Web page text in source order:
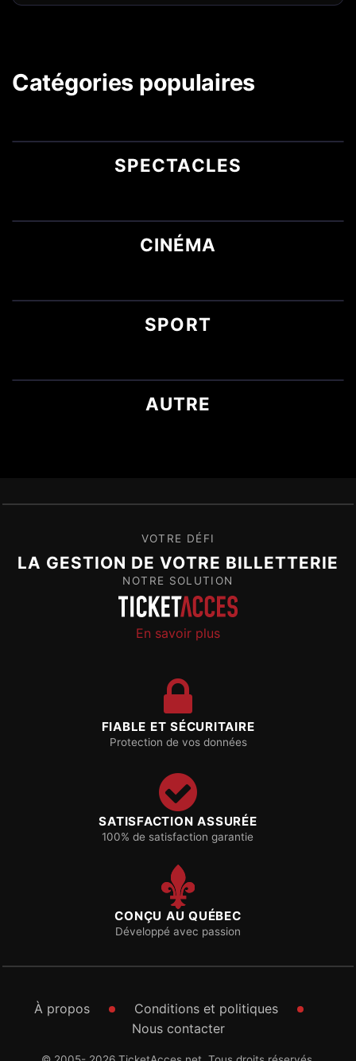
Catégories populaires
SPECTACLES
CINÉMA
SPORT
AUTRE
VOTRE DÉFI
LA GESTION DE VOTRE BILLETTERIE
NOTRE SOLUTION
En savoir plus
FIABLE ET SÉCURITAIRE
Protection de vos données
SATISFACTION ASSURÉE
100% de satisfaction garantie
CONÇU AU QUÉBEC
Développé avec passion
À propos
Conditions et politiques
Nous contacter